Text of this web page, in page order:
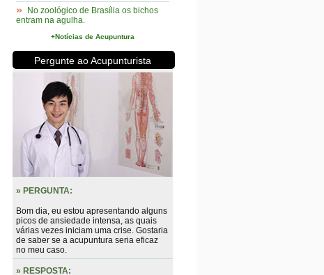
No zoológico de Brasília os bichos
entram na agulha.
+Notícias de Acupuntura
Pergunte ao Acupunturista
» PERGUNTA:
Bom dia, eu estou apresentando alguns
picos de ansiedade intensa, as quais
várias vezes iniciam uma crise. Gostaria
de saber se a acupuntura seria eficaz
no meu caso.
» RESPOSTA: